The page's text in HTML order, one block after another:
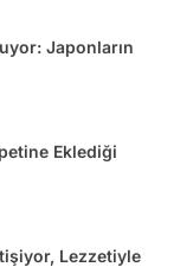
Japonların
Eklediği
Lezzetiyle